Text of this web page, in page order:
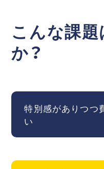
こんな課
か？
特別感がありつつ
い